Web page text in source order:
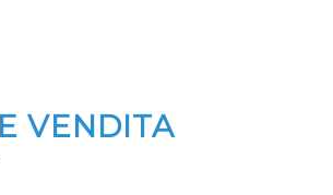
VENDITA